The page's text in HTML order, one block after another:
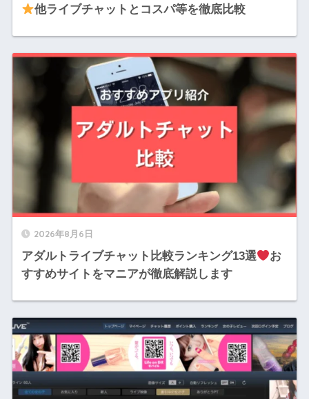
他ライブチャットとコスパ等を徹底比較
2026年8月6日
アダルトライブチャット比較ランキング13選
お
すすめサイトをマニアが徹底解説します